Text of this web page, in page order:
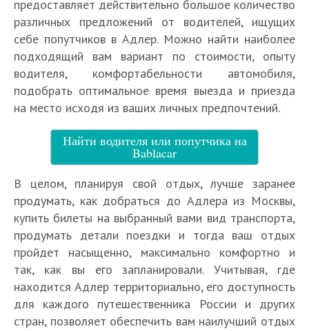
предоставляет действительно большое количество
различных предложений от водителей, ищущих
себе попутчиков в Адлер. Можно найти наиболее
подходящий вам вариант по стоимости, опыту
водителя, комфортабельности автомобиля,
подобрать оптимальное время выезда и приезда
на место исходя из ваших личных предпочтений.
Найти водителя или попутчика на
Bablacar
В целом, планируя свой отдых, лучше заранее
продумать, как добраться до Адлера из Москвы,
купить билеты на выбранный вами вид транспорта,
продумать детали поездки и тогда ваш отдых
пройдет насыщенно, максимально комфортно и
так, как вы его запланировали. Учитывая, где
находится Адлер территориально, его доступность
для каждого путешественника России и других
стран, позволяет обеспечить вам наилучший отдых